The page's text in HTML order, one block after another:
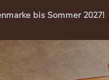
bis Sommer